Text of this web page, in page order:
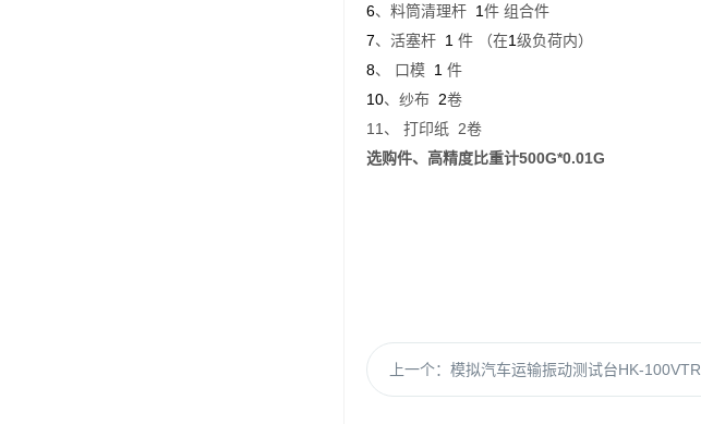
6、料筒清理杆1件 组合件
7、活塞杆1 件 （在1级负荷内）
8、 口模1 件
10、纱布2卷
11 、 打印纸 2卷
选购件、高精度比重计500G*0.01G
上一个： 模拟汽车运输振动测试台HK-100VTR